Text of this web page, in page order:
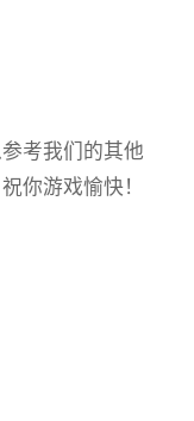
考我们的其他
你游戏愉快！